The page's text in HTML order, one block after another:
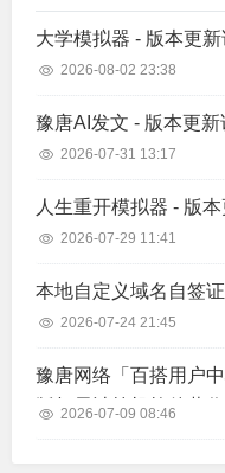
大学模拟器 - 版本更
2026-08-02 23:38
豫唐AI发文 - 版本更
2026-07-31 13:17
人生重开模拟器 - 版
2026-07-29 11:41
本地自定义域名自签
2026-07-24 21:45
豫唐网络「百搭用户
版权局计算机软件著
2026-07-09 08:46